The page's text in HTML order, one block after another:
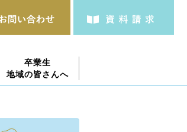
卒業生
地域の皆さんへ